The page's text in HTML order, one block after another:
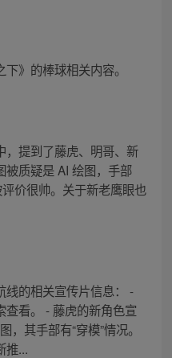
》的棒球相关内容。
，提到了藤虎、明哥、新
被质疑是 AI 绘图，手部
价很帅。关于新老鹰眼也
线的相关宣传片信息： -
查看。 - 藤虎的新角色宣
其手部有“穿模”情况。
推...